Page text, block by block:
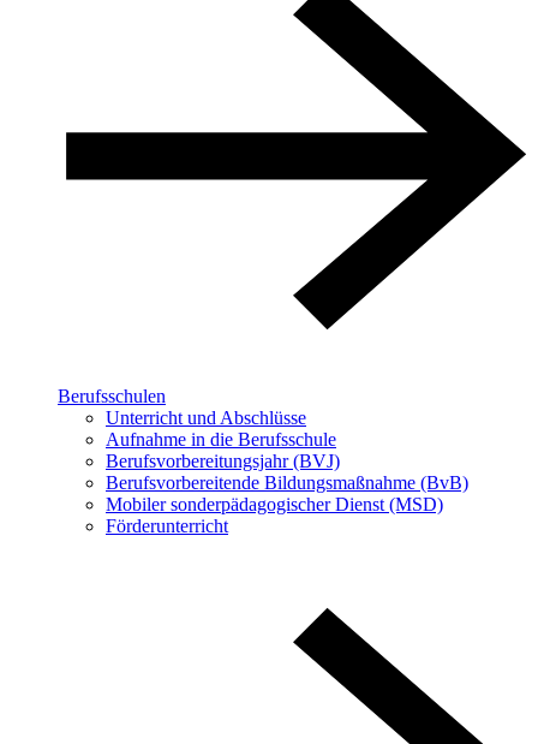
Berufsschulen
Unterricht und Abschlüsse
Aufnahme in die Berufsschule
Berufsvorbereitungsjahr (BVJ)
Berufsvorbereitende Bildungsmaßnahme (BvB)
Mobiler sonderpädagogischer Dienst (MSD)
Förderunterricht